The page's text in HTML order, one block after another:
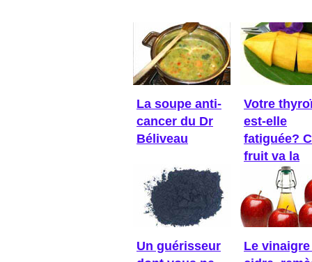
La soupe anti-
cancer du Dr
Béliveau
Votre
est-elle
fatiguée?
fruit va la
réveiller!
Un guérisseur
Le